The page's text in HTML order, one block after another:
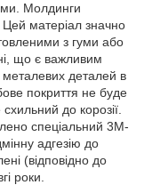
Молдинги
Цей матеріал значно
з гуми або
що є важливим
металевих деталей в
покриття не буде
до корозії.
спеціальний 3М-
адгезію до
(відповідно до
роки.